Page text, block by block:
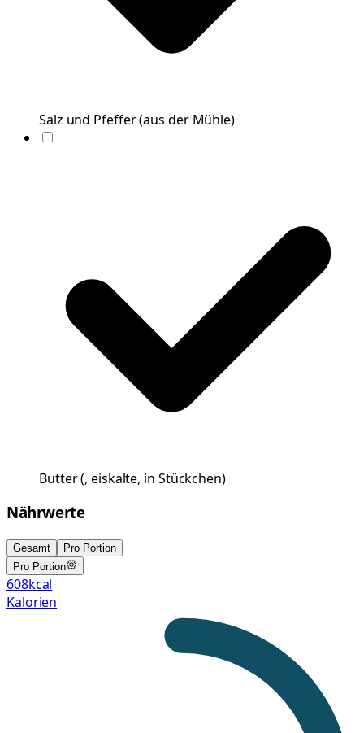
Salz und Pfeffer(aus der Mühle)
Butter(, eiskalte, in Stückchen)
Nährwerte
Gesamt
Pro Portion
Pro Portion
608kcal
Kalorien